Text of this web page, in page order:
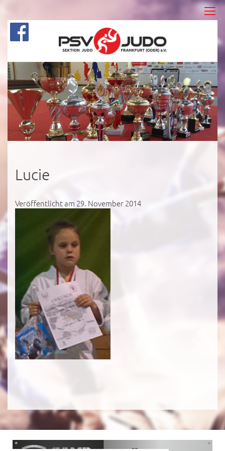
Lucie
Veröffentlicht am 29. November 2014